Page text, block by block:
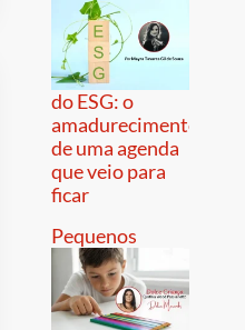
do ESG: o
amadurecimento
de uma agenda
que veio para
ficar
Pequenos